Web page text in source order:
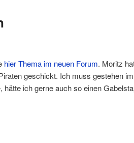
hier Thema im neuen Forum. Moritz
geschickt. Ich muss gestehen im
ich gerne auch so einen